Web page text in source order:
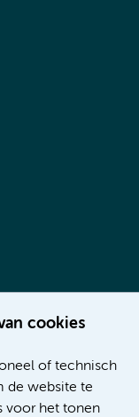
cookies
of technisch
de website te
voor het tonen